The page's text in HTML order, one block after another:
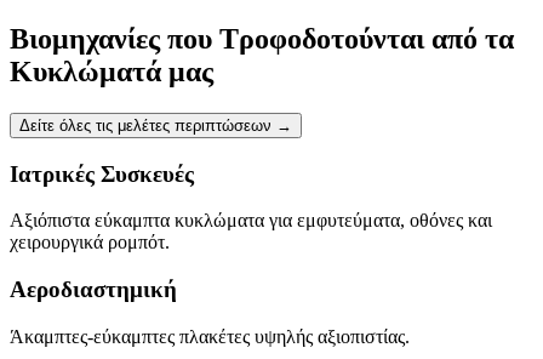
Βιομηχανίες που Τροφοδοτούνται από τα
Κυκλώματά μας
Δείτε όλες τις μελέτες περιπτώσεων →
Ιατρικές Συσκευές
Αξιόπιστα εύκαμπτα κυκλώματα για εμφυτεύματα, οθόνες και
χειρουργικά ρομπότ.
Αεροδιαστημική
Άκαμπτες-εύκαμπτες πλακέτες υψηλής αξιοπιστίας.